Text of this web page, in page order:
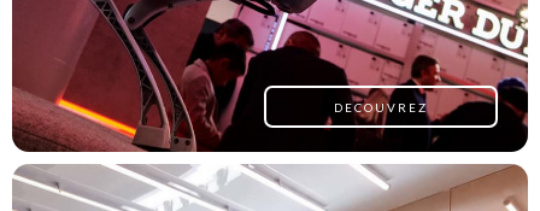
DECOUVREZ